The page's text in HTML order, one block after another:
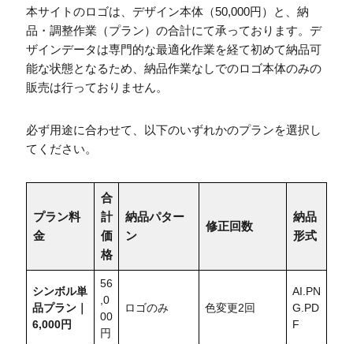
本サイトのロゴは、デザイン本体（50,000円）と、納
品・調整作業（プラン）の合計にて承っております。デ
ザインデータは専門的な最適化作業を経て初めて納品可
能な状態となるため、納品作業なしでのロゴ本体のみの
販売は行っておりません。
必ず用途に合わせて、以下のいずれかのプランを選択し
てください。
プラン料
金
合
計
価
格
納品パター
ン
修正回数
納品
形式
シンボル単
品プラン｜
6,000円
56
,0
00
円
ロゴのみ 色変更2回
AI.PN
G.PD
F